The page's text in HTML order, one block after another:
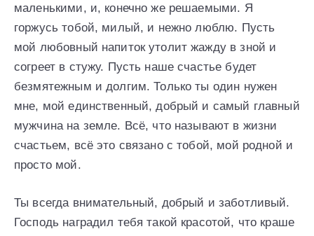
маленькими, и, конечно же решаемыми. Я
горжусь тобой, милый, и нежно люблю. Пусть
мой любовный напиток утолит жажду в зной и
согреет в стужу. Пусть наше счастье будет
безмятежным и долгим. Только ты один нужен
мне, мой единственный, добрый и самый главный
мужчина на земле. Всё, что называют в жизни
счастьем, всё это связано с тобой, мой родной и
просто мой.
Ты всегда внимательный, добрый и заботливый.
Господь наградил тебя такой красотой, что краше